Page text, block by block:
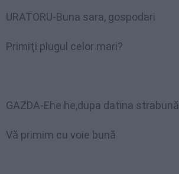
URATORU-Buna sara, gospodari
Primiţi plugul celor mari?
GAZDA-Ehe he,dupa datina strabună
Vă primim cu voie bună